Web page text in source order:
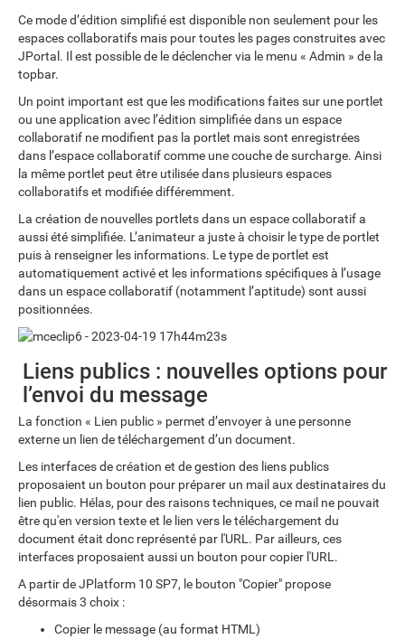
Ce mode d’édition simplifié est disponible non seulement pour les
espaces collaboratifs mais pour toutes les pages construites avec
JPortal. Il est possible de le déclencher via le menu « Admin » de la
topbar.
Un point important est que les modifications faites sur une portlet
ou une application avec l’édition simplifiée dans un espace
collaboratif ne modifient pas la portlet mais sont enregistrées
dans l’espace collaboratif comme une couche de surcharge. Ainsi
la même portlet peut être utilisée dans plusieurs espaces
collaboratifs et modifiée différemment.
La création de nouvelles portlets dans un espace collaboratif a
aussi été simplifiée. L’animateur a juste à choisir le type de portlet
puis à renseigner les informations. Le type de portlet est
automatiquement activé et les informations spécifiques à l’usage
dans un espace collaboratif (notamment l’aptitude) sont aussi
positionnées.
Liens publics : nouvelles options pour
l’envoi du message
La fonction « Lien public » permet d’envoyer à une personne
externe un lien de téléchargement d’un document.
Les interfaces de création et de gestion des liens publics
proposaient un bouton pour préparer un mail aux destinataires du
lien public. Hélas, pour des raisons techniques, ce mail ne pouvait
être qu'en version texte et le lien vers le téléchargement du
document était donc représenté par l'URL. Par ailleurs, ces
interfaces proposaient aussi un bouton pour copier l'URL.
A partir de JPlatform 10 SP7, le bouton "Copier" propose
désormais 3 choix :
Copier le message (au format HTML)